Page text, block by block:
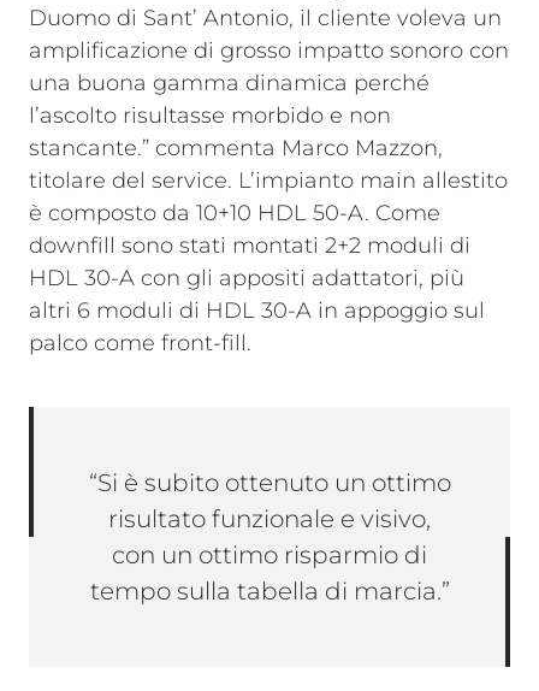
Duomo di Sant’ Antonio, il cliente voleva un
amplificazione di grosso impatto sonoro con
una buona gamma dinamica perché
l’ascolto risultasse morbido e non
stancante.” commenta Marco Mazzon,
titolare del service. L’impianto main allestito
è composto da 10+10 HDL 50-A. Come
downfill sono stati montati 2+2 moduli di
HDL 30-A con gli appositi adattatori, più
altri 6 moduli di HDL 30-A in appoggio sul
palco come front-fill.
“Si è subito ottenuto un ottimo
risultato funzionale e visivo,
con un ottimo risparmio di
tempo sulla tabella di marcia.”